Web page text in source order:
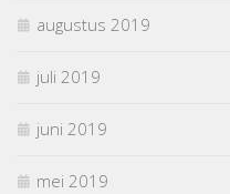
augustus 2019
juli 2019
juni 2019
mei 2019